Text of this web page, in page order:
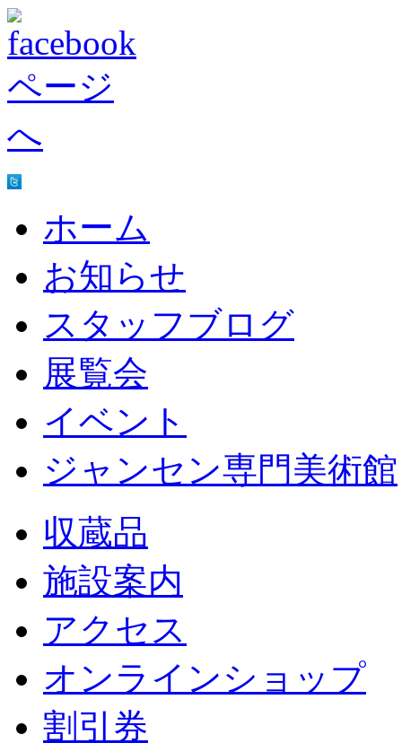
ホーム
お知らせ
スタッフブログ
展覧会
イベント
ジャンセン専門美術館
収蔵品
施設案内
アクセス
オンラインショップ
割引券